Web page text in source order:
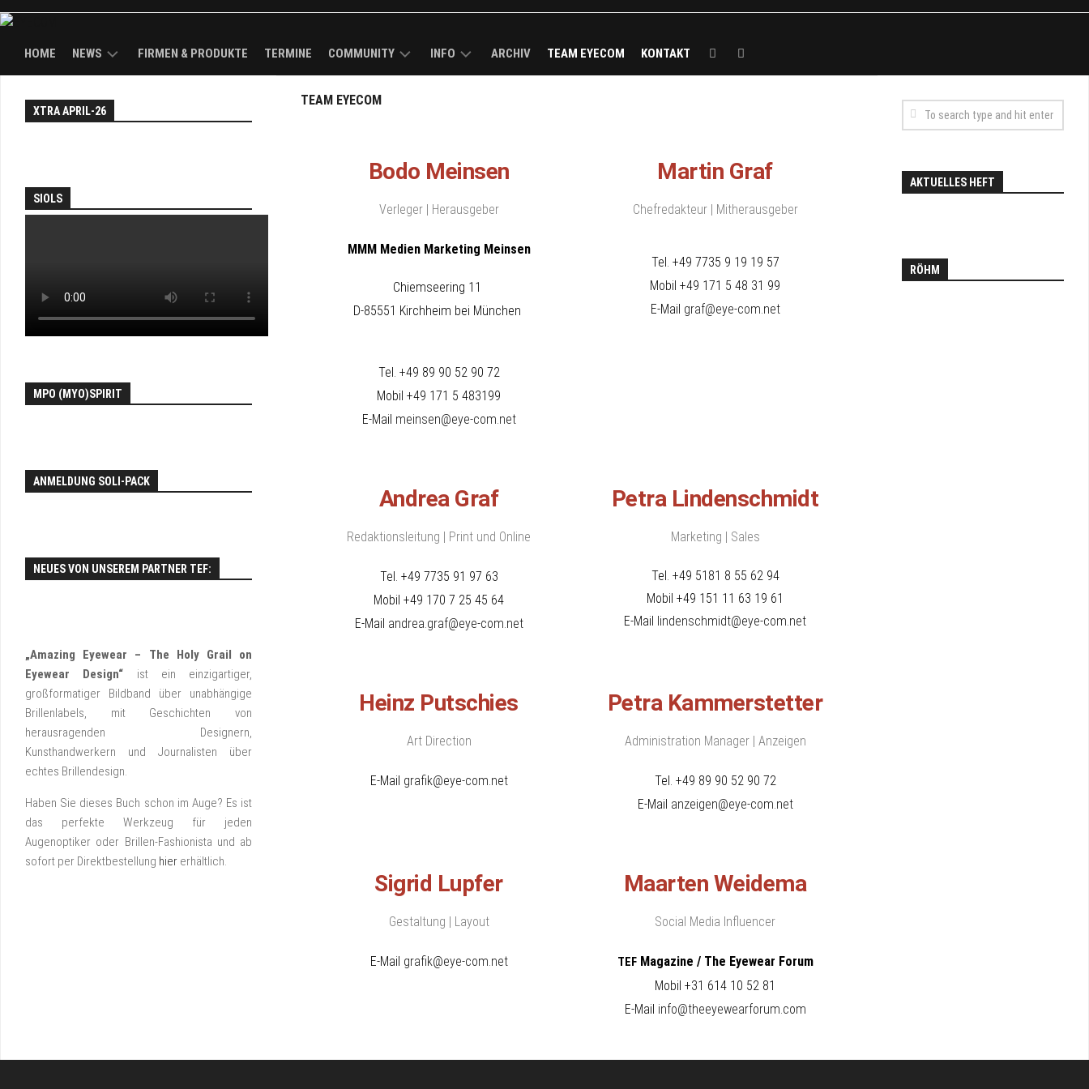
HOME NEWS
NEWS
FIRMEN & PRODUKTE TERMINE COMMUNITY
EYECOM
ANMELDUNG
JOBS
EYECOM-
EYEWEAR
FORUM
INFO
VERBREITUNGSANALYSE
ARCHIV TEAM EYECOM KONTAKT
TEAM EYECOM
Bodo Meinsen
Verleger | Herausgeber
MMM Medien Marketing Meinsen
Chiemseering 11
D-85551 Kirchheim bei München
Tel. +49 89 90 52 90 72
Mobil +49 171 5 483199
E-Mail meinsen@eye-com.net
Martin Graf
Chefredakteur | Mitherausgeber
Tel. +49 7735 9 19 19 57
Mobil +49 171 5 48 31 99
E-Mail graf@eye-com.net
Andrea Graf
Redaktionsleitung | Print und Online
Tel. +49 7735 91 97 63
Mobil +49 170 7 25 45 64
E-Mail andrea.graf@eye-com.net
Petra Lindenschmidt
Marketing | Sales
Tel. +49 5181 8 55 62 94
Mobil +49 151 11 63 19 61
E-Mail lindenschmidt@eye-com.net
Heinz Putschies
Art Direction
E-Mail grafik@eye-com.net
Petra Kammerstetter
Administration Manager | Anzeigen
Tel. +49 89 90 52 90 72
E-Mail anzeigen@eye-com.net
Sigrid Lupfer
Gestaltung | Layout
E-Mail grafik@eye-com.net
Maarten Weidema
Social Media Influencer
TEFMagazine / The Eyewear Forum
Mobil +31 614 10 52 81
E-Mail info@theeyewearforum.com
XTRA APRIL-26
SIOLS
MPO (MYO)SPIRIT
ANMELDUNG SOLI-PACK
NEUES VON UNSEREM PARTNER TEF:
„Amazing Eyewear – The Holy Grail on
Eyewear Design“ ist ein einzigartiger,
großformatiger Bildband über unabhängige
Brillenlabels, mit Geschichten von
herausragenden Designern,
Kunsthandwerkern und Journalisten über
echtes Brillendesign.
Haben Sie dieses Buch schon im Auge? Es ist
das perfekte Werkzeug für jeden
Augenoptiker oder Brillen-Fashionista und ab
sofort per Direktbestellung hier erhältlich.
AKTUELLES HEFT
RÖHM